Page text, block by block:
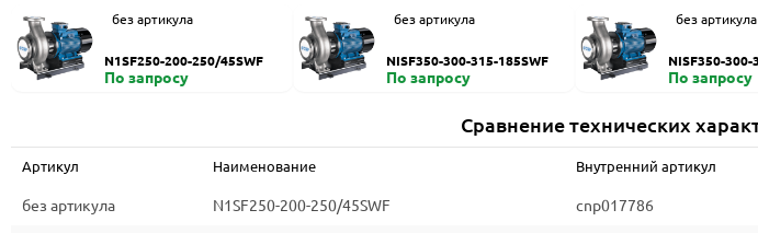
без артикула
N1SF250-200-250/45SWF
По запросу
без артикула
NISF350-300-315-185SWF
По запросу
без артикула
NISF350-300-
По запросу
Сравнение технических
Артикул Наименование Внутренний артикул
без артикула N1SF250-200-250/45SWF cnp017786